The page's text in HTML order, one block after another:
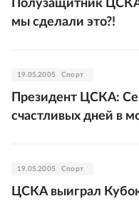
Полузащитник
мы сделали это?!
19.05.2005 Спорт
Президент ЦСКА:
счастливых дней в
19.05.2005 Спорт
ЦСКА выиграл